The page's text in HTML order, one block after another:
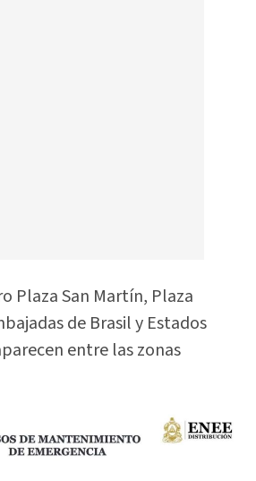
Plaza San Martín, Plaza
de Brasil y Estados
entre las zonas